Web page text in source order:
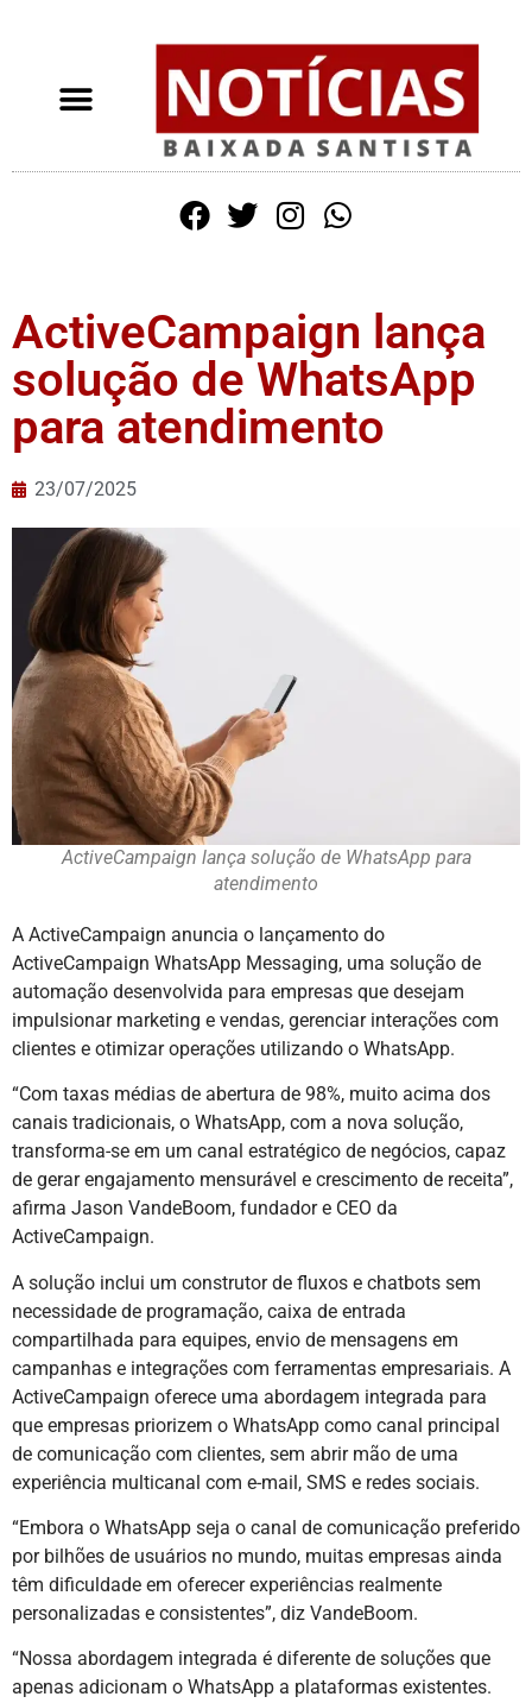
ActiveCampaign lança
solução de WhatsApp
para atendimento
23/07/2025
ActiveCampaign lança solução de WhatsApp para
atendimento
A ActiveCampaign anuncia o lançamento do
ActiveCampaign WhatsApp Messaging, uma solução de
automação desenvolvida para empresas que desejam
impulsionar marketing e vendas, gerenciar interações com
clientes e otimizar operações utilizando o WhatsApp.
“Com taxas médias de abertura de 98%, muito acima dos
canais tradicionais, o WhatsApp, com a nova solução,
transforma-se em um canal estratégico de negócios, capaz
de gerar engajamento mensurável e crescimento de receita”,
afirma Jason VandeBoom, fundador e CEO da
ActiveCampaign.
A solução inclui um construtor de fluxos e chatbots sem
necessidade de programação, caixa de entrada
compartilhada para equipes, envio de mensagens em
campanhas e integrações com ferramentas empresariais. A
ActiveCampaign oferece uma abordagem integrada para
que empresas priorizem o WhatsApp como canal principal
de comunicação com clientes, sem abrir mão de uma
experiência multicanal com e-mail, SMS e redes sociais.
“Embora o WhatsApp seja o canal de comunicação preferido
por bilhões de usuários no mundo, muitas empresas ainda
têm dificuldade em oferecer experiências realmente
personalizadas e consistentes”, diz VandeBoom.
“Nossa abordagem integrada é diferente de soluções que
apenas adicionam o WhatsApp a plataformas existentes.